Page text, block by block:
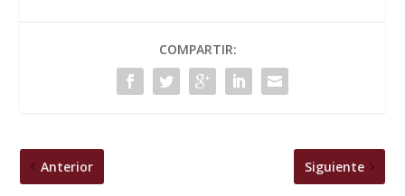
COMPARTIR:
Anterior Siguiente